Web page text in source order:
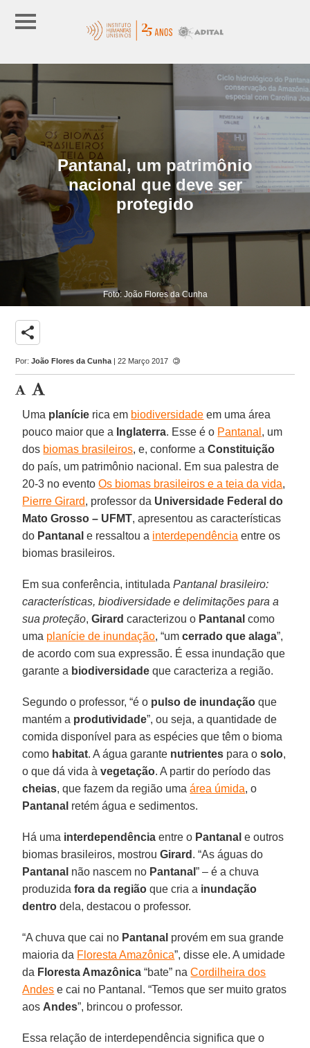
Pantanal, um patrimônio
nacional que deve ser
protegido
Foto: João Flores da Cunha
share
Por:João Flores da Cunha | 22 Março 2017
Uma planície rica em biodiversidade em uma área
pouco maior que a Inglaterra. Esse é o Pantanal , um
dos biomas brasileiros, e, conforme aConstituição
do país, um patrimônio nacional. Em sua palestra de
20-3 no eventoOs biomas brasileiros e a teia da vida,
Pierre Girard, professor da Universidade Federal do
Mato Grosso – UFMT, apresentou as características
do Pantanal e ressaltou a interdependência entre os
biomas brasileiros.
Em sua conferência, intituladaPantanal brasileiro:
características, biodiversidade e delimitações para a
sua proteção,Girard caracterizou o Pantanal como
uma planície de inundação, “umcerrado que alaga”,
de acordo com sua expressão. É essa inundação que
garante a biodiversidade que caracteriza a região.
Segundo o professor, “é o pulso de inundação que
mantém a produtividade”, ou seja, a quantidade de
comida disponível para as espécies que têm o bioma
como habitat. A água garante nutrientes para osolo,
o que dá vida àvegetação. A partir do período das
cheias, que fazem da região umaárea úmida, o
Pantanal retém água e sedimentos.
Há uma interdependência entre o Pantanal e outros
biomas brasileiros, mostrouGirard . “As águas do
Pantanal não nascem no Pantanal” – é a chuva
produzidafora da região que cria a inundação
dentro dela, destacou o professor.
“A chuva que cai no Pantanal provém em sua grande
maioria da Floresta Amazônica”, disse ele. A umidade
da Floresta Amazônica “bate” naCordilheira dos
Andes e cai no Pantanal. “Temos que ser muito gratos
aos Andes”, brincou o professor.
Essa relação de interdependência significa que o